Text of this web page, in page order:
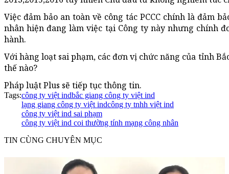
Việc đảm bảo an toàn về công tác PCCC chính là đảm
nhân hiện đang làm việc tại Công ty này nhưng chính
hành.
Với hàng loạt sai phạm, các đơn vị chức năng của tỉnh
thế nào?
Pháp luật Plus sẽ tiếp tục thông tin.
Tags:công ty việt indbắc giang công ty việt ind
lạng giang công ty việt indcông ty tnhh việt ind
công ty việt ind sai phạm
công ty việt ind coi thường tính mạng công nhân
TIN CÙNG CHUYÊN MỤC